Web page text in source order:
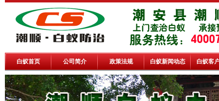
白蚁首页 公司简介 政策法规 白蚁新闻动态 白蚁客